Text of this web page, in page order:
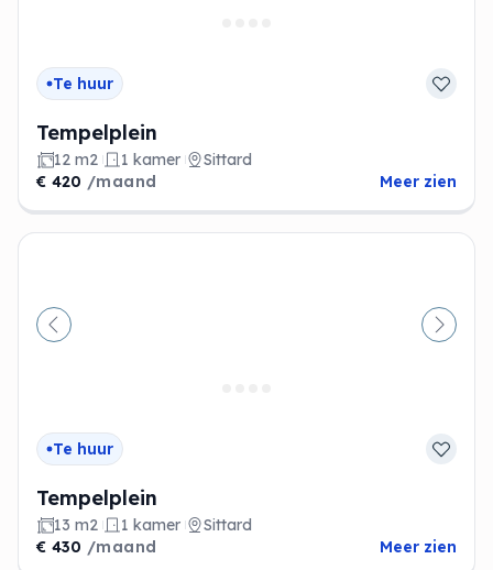
Te huur
Tempelplein
12 m2 1 kamer
Sittard
€ 420 /maand Meer zien
Vorige
Te huur
Tempelplein
13 m2 1 kamer
Sittard
€ 430 /maand Meer zien